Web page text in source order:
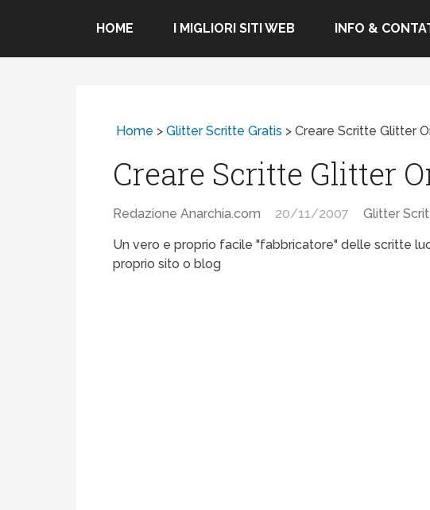
HOME I MIGLIORI SITI WEB INFO &
Home >Glitter Scritte Gratis >Creare Scritte Glitter
Creare Scritte Glitter
Redazione Anarchia.com 20/11/2007 Glitter
Un vero e proprio facile "fabbricatore" delle scritte
proprio sito o blog